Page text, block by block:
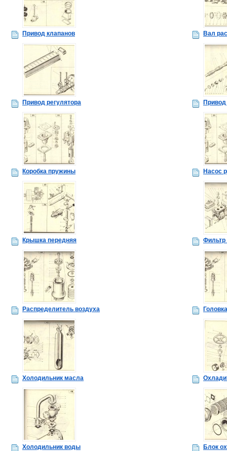
Привод клапанов Вал
Привод регулятора Привод
Коробка пружины Насос
Крышка передняя Фильтр
Распределитель воздуха
Холодильник масла
Холодильник воды Блок